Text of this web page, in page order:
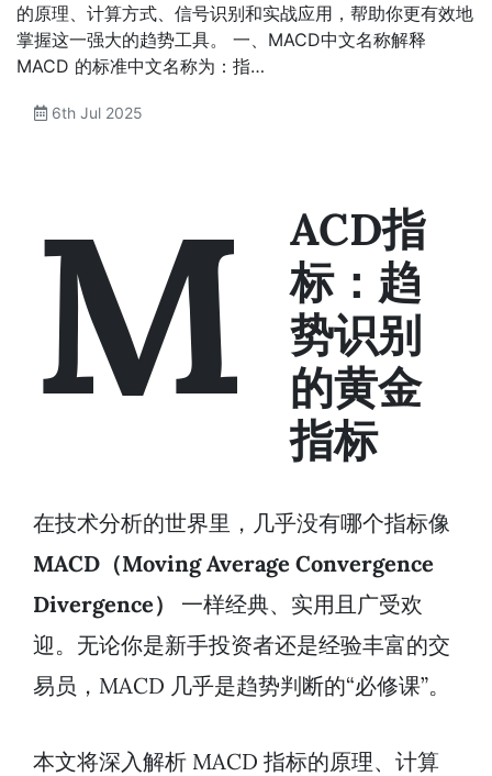
的原理、计算方式、信号识别和实战应用，帮助你更有效地
掌握这一强大的趋势工具。 一、MACD中文名称解释
MACD 的标准中文名称为：指…
6th Jul 2025
M
ACD指
标：趋
势识别
的黄金
指标
在技术分析的世界里，几乎没有哪个指标像
MACD（Moving Average Convergence
Divergence）
一样经典、实用且广受欢
迎。无论你是新手投资者还是经验丰富的交
易员，MACD 几乎是趋势判断的“必修课”。
本文将深入解析 MACD 指标的原理、计算